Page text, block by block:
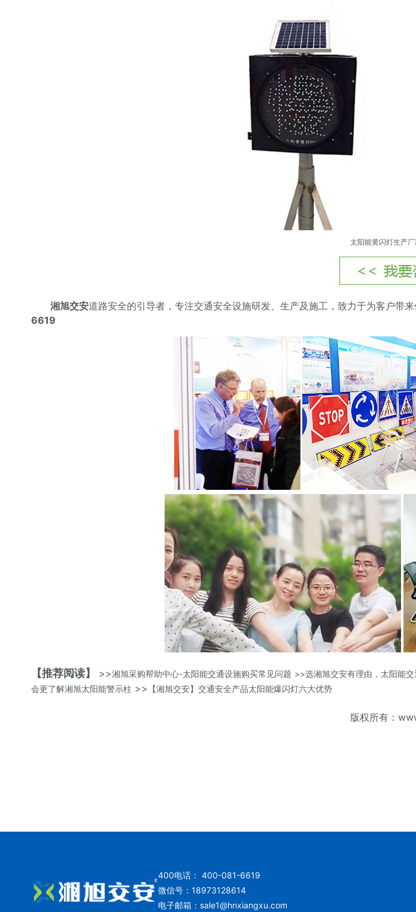
太阳能黄闪灯生产厂
湘旭交安道路安全的引导者，专注交通安全设施研发、生产及施工，致力于为客户带
6619
【推荐阅读】 >>湘旭采购帮助中心-太阳能交通设施购买常见问题 >>选湘旭交安有理由，太阳能
会更了解湘旭太阳能警示柱 >> 【湘旭交安】交通安全产品太阳能爆闪灯六大优势
版权所有：
400电话： 400-081-6619
微信号：18973128614
电子邮箱： sale1@hnxiangxu.com